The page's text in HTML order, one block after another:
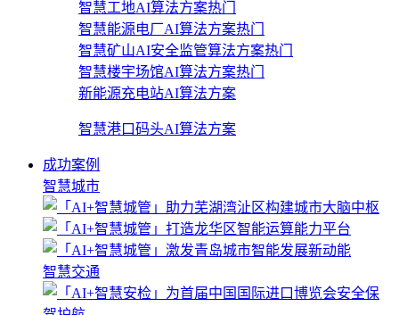
智慧工地AI算法方案热门
智慧能源电厂AI算法方案热门
智慧矿山AI安全监管算法方案热门
智慧楼宇场馆AI算法方案热门
新能源充电站AI算法方案
智慧港口码头AI算法方案
成功案例
智慧城市
智慧交通